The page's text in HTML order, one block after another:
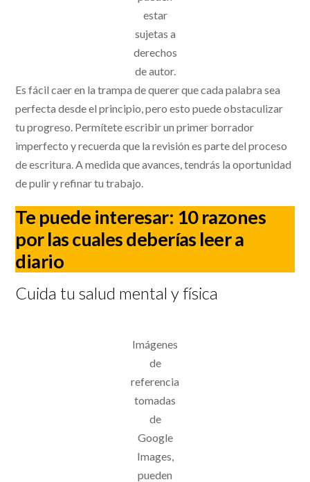
estar
sujetas a
derechos
de autor.
Es fácil caer en la trampa de querer que cada palabra sea
perfecta desde el principio, pero esto puede obstaculizar
tu progreso. Permítete escribir un primer borrador
imperfecto y recuerda que la revisión es parte del proceso
de escritura. A medida que avances, tendrás la oportunidad
de pulir y refinar tu trabajo.
Te puede interesar: 10 razones
por las cuales deberías leer a
diario
Cuida tu salud mental y física
Imágenes
de
referencia
tomadas
de
Google
Images,
pueden